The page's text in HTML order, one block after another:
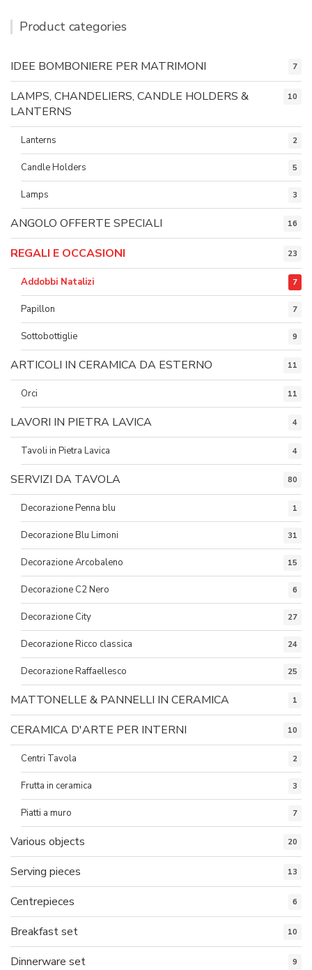
Product categories
IDEE BOMBONIERE PER MATRIMONI 7
LAMPS, CHANDELIERS, CANDLE HOLDERS &
LANTERNS
10
Lanterns 2
Candle Holders 5
Lamps 3
ANGOLO OFFERTE SPECIALI 16
REGALI E OCCASIONI 23
Addobbi Natalizi 7
Papillon 7
Sottobottiglie 9
ARTICOLI IN CERAMICA DA ESTERNO 11
Orci 11
LAVORI IN PIETRA LAVICA 4
Tavoli in Pietra Lavica 4
SERVIZI DA TAVOLA 80
Decorazione Penna blu 1
Decorazione Blu Limoni 31
Decorazione Arcobaleno 15
Decorazione C2 Nero 6
Decorazione City 27
Decorazione Ricco classica 24
Decorazione Raffaellesco 25
MATTONELLE & PANNELLI IN CERAMICA 1
CERAMICA D'ARTE PER INTERNI 10
Centri Tavola 2
Frutta in ceramica 3
Piatti a muro 7
Various objects 20
Serving pieces 13
Centrepieces 6
Breakfast set 10
Dinnerware set 9